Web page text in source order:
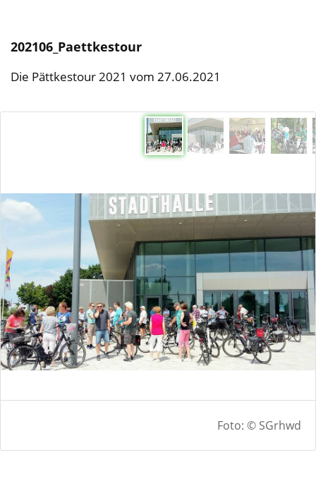
202106_Paettkestour
Die Pättkestour 2021 vom 27.06.2021
Foto: © SGrhwd